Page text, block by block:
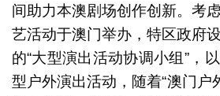
间助力本澳剧场创作创新。考
艺活动于澳门举办，特区政府
的“大型演出活动协调小组”，
型户外演出活动，随着“澳门户